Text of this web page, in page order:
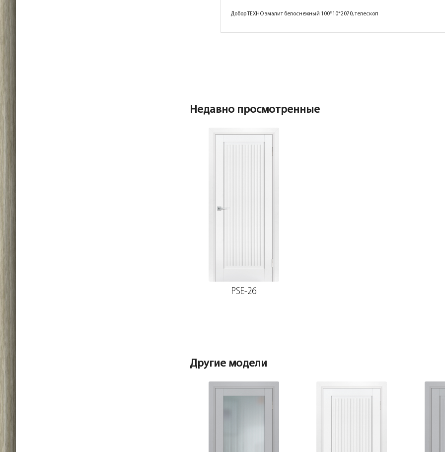
Добор ТЕХНО эмалит белоснежный 100*10*2070, телескоп
Недавно просмотренные
PSE-26
Другие модели